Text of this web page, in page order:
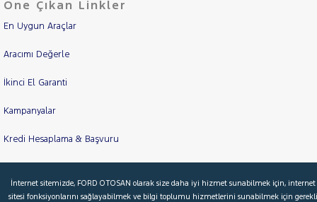
Öne Çıkan Linkler
En Uygun Araçlar
Aracımı Değerle
İkinci El Garanti
Kampanyalar
Kredi Hesaplama & Başvuru
© 2026 Ford Türkiye Ford Kurumsal Hakkımızda
İnternet sitemizde, FORD OTOSAN olarak size daha iyi hizmet sunabilmek için, internet
sitesi fonksiyonlarını sağlayabilmek ve bilgi toplumu hizmetlerini sunabilmek için gerekli